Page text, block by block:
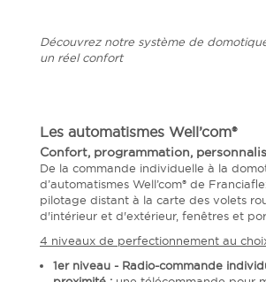
Découvrez notre système de
un réel confort
Les automatismes Well’com®
Confort, programmation,
De la commande individuelle à la
d’automatismes Well’com® de
pilotage distant à la carte des volets
d'intérieur et d'extérieur, fenêtres et
4 niveaux de perfectionnement au
1er niveau - Radio-commande